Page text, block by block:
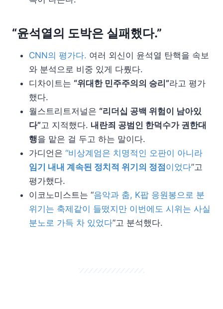
“윤석열의 도박은 실패했다.”
CNN의 평가다. 여러 외신이 윤석열 탄핵을 속보
와 분석으로 비중 있게 다뤘다.
디차이트는 “위대한 민주주의의 승리”라고 평가
했다.
월스트리트저널은 “리더십 공백 위험이 남아있
다”고 지적했다. 내란죄 공범인 한덕수가 권한대
행을 맡은 걸 두고 하는 말이다.
가디언은 “비상계엄은 치명적인 오판이 아니라
임기 내내 계속된 정치적 위기의 정점 이었다”고
평가했다.
이코노미스트는 “음악과 춤, K팝 응원봉으로 분
위기는 축제같이 들떴지만 이번에도 시위는 사실
분노로 가득 차 있었다”고 분석했다.